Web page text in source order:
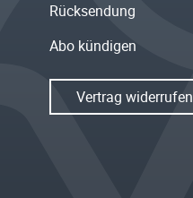
Rücksendung
Abo kündigen
Vertrag widerrufen